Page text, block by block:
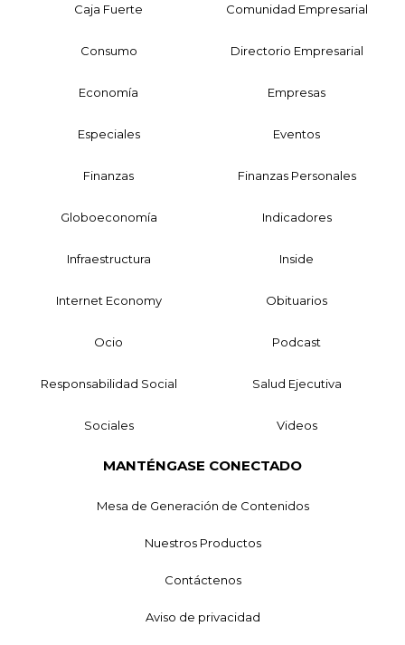
Caja Fuerte Comunidad Empresarial
Consumo Directorio Empresarial
Economía Empresas
Especiales Eventos
Finanzas Finanzas Personales
Globoeconomía Indicadores
Infraestructura Inside
Internet Economy Obituarios
Ocio Podcast
Responsabilidad Social Salud Ejecutiva
Sociales Videos
MANTÉNGASE CONECTADO
Mesa de Generación de Contenidos
Nuestros Productos
Contáctenos
Aviso de privacidad